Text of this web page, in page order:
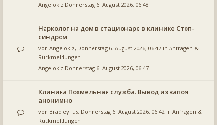
Angelokiz Donnerstag 6. August 2026, 06:48
Нарколог на дом в стационаре в клинике Стоп-
синдром
von Angelokiz, Donnerstag 6. August 2026, 06:47 in Anfragen &
Rückmeldungen
Angelokiz Donnerstag 6. August 2026, 06:47
Клиника Похмельная служба. Вывод из запоя
анонимно
von BradleyFus, Donnerstag 6. August 2026, 06:42 in Anfragen &
Rückmeldungen